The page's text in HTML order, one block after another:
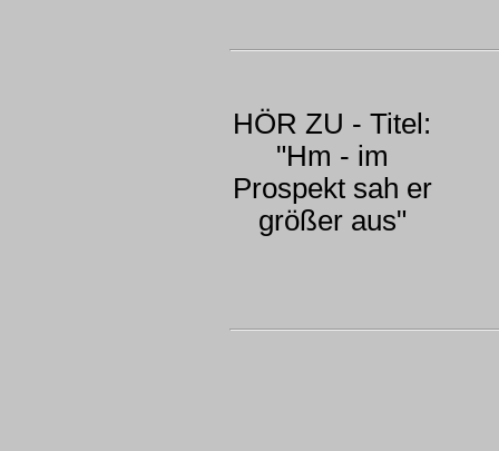
HÖR ZU - Titel:
"Hm - im
Prospekt sah er
größer aus"